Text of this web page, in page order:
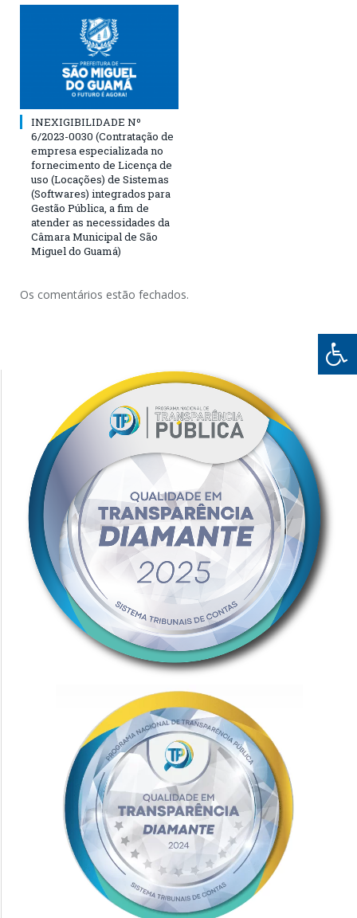
INEXIGIBILIDADE Nº
6/2023-0030 (Contratação de
empresa especializada no
fornecimento de Licença de
uso (Locações) de Sistemas
(Softwares) integrados para
Gestão Pública, a fim de
atender as necessidades da
Câmara Municipal de São
Miguel do Guamá)
Os comentários estão fechados.